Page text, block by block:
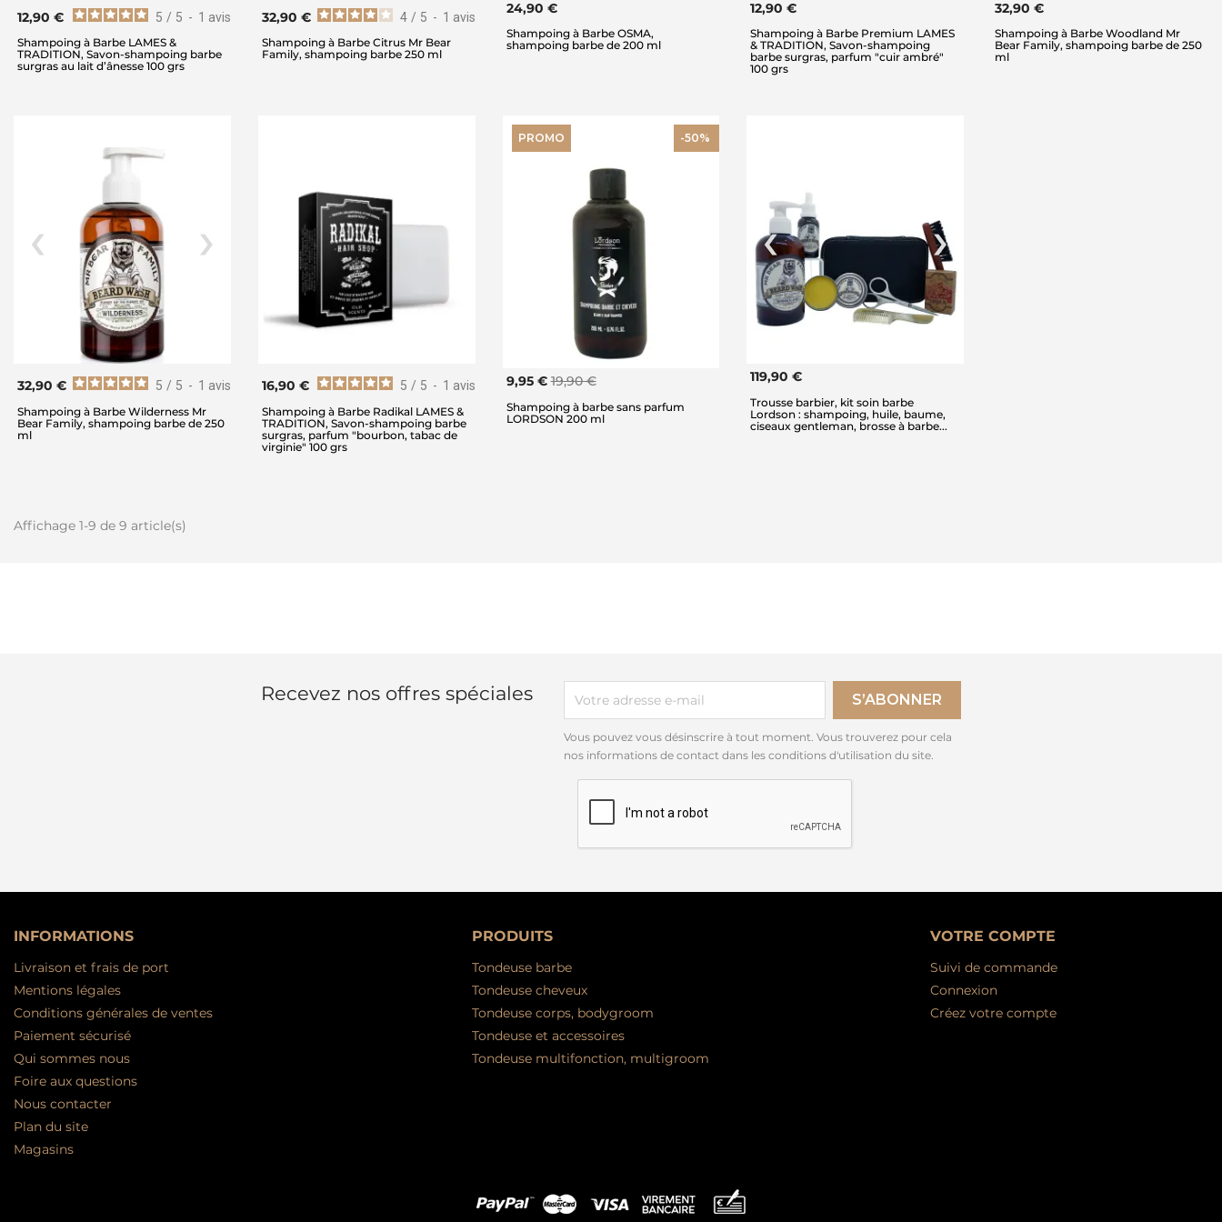
5 / 5 - 1 avis
12,90 €
Shampoing à Barbe LAMES &
TRADITION, Savon-shampoing barbe
surgras au lait d’ânesse 100 grs
4 / 5 - 1 avis
32,90 €
Shampoing à Barbe Citrus Mr Bear
Family, shampoing barbe 250 ml
24,90 €
Shampoing à Barbe OSMA,
shampoing barbe de 200 ml
12,90 €
Shampoing à Barbe Premium LAMES
& TRADITION, Savon-shampoing
barbe surgras, parfum "cuir ambré"
100 grs
32,90 €
Shampoing à Barbe Woodland Mr
Bear Family, shampoing barbe de 250
ml
5 / 5 - 1 avis
32,90 €
Shampoing à Barbe Wilderness Mr
Bear Family, shampoing barbe de 250
ml
5 / 5 - 1 avis
16,90 €
Shampoing à Barbe Radikal LAMES &
TRADITION, Savon-shampoing barbe
surgras, parfum "bourbon, tabac de
virginie" 100 grs
PROMO -50%
9,95 €19,90 €
Shampoing à barbe sans parfum
LORDSON 200 ml
119,90 €
Trousse barbier, kit soin barbe
Lordson : shampoing, huile, baume,
ciseaux gentleman, brosse à barbe...
Affichage 1-9 de 9 article(s)
Recevez nos offres spéciales
Vous pouvez vous désinscrire à tout moment. Vous trouverez pour cela
nos informations de contact dans les conditions d'utilisation du site.
INFORMATIONS
Livraison et frais de port
Mentions légales
Conditions générales de ventes
Paiement sécurisé
Qui sommes nous
Foire aux questions
Nous contacter
Plan du site
Magasins
PRODUITS
Tondeuse barbe
Tondeuse cheveux
Tondeuse corps, bodygroom
Tondeuse et accessoires
Tondeuse multifonction, multigroom
VOTRE COMPTE
Suivi de commande
Connexion
Créez votre compte